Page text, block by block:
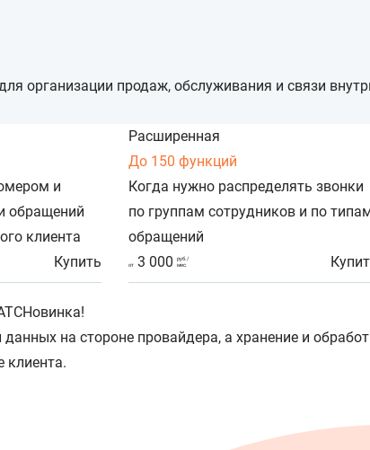
организации продаж, обслуживания и связи
и
обращений
клиента
Купить
Расширенная
До 150 функций
Когда нужно распределять звонки
по группам сотрудников и по
обращений
от 3 000руб./
мес.
Новинка!
на стороне провайдера, а хранение и
клиента.